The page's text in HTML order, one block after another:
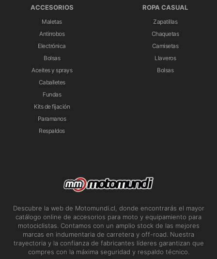
ACCESORIOS
Maletas
Antirrobos
Electrónica
Bolsas
Aceites y sprays
Caballetes
Fundas
Kits de fijación
Paramanos
Respaldos
ROPA CASUAL
Zapatillas
Chaquetas
Camisetas
Llaveros
Bolsas
Descubre la web de Motomundi.cl, donde encontrarás el mayor
catálogo online de accesorios para moto y equipamiento para
motociclistas. Contamos con un amplio stock de las mejores
marcas en indumentaria de carretera y off-road. Nuestra
trayectoria y la confianza de fabricantes líderes garantizan que
compres con la máxima seguridad y respaldo técnico.